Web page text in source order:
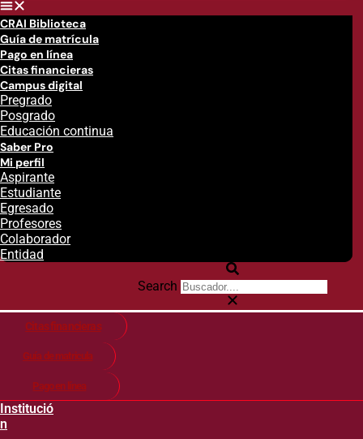
CRAI Biblioteca
Guía de matrícula
Pago en línea
Citas financieras
Campus digital
Pregrado
Posgrado
Educación continua
Saber Pro
Mi perfil
Aspirante
Estudiante
Egresado
Profesores
Colaborador
Entidad
Search
Citas financieras
Guía de matricula
Pago en línea
Institució
n